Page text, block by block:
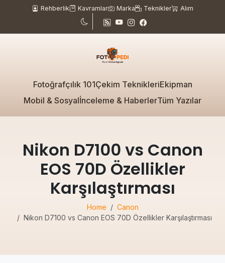
Rehberlik Kavramlar Marka Teknikler Alım
Fotoğrafçılık 101Çekim TeknikleriEkipman
Mobil & Sosyalİnceleme & HaberlerTüm Yazılar
Nikon D7100 vs Canon
EOS 70D Özellikler
Karşılaştırması
Home
Canon
Nikon D7100 vs Canon EOS 70D Özellikler Karşılaştırması